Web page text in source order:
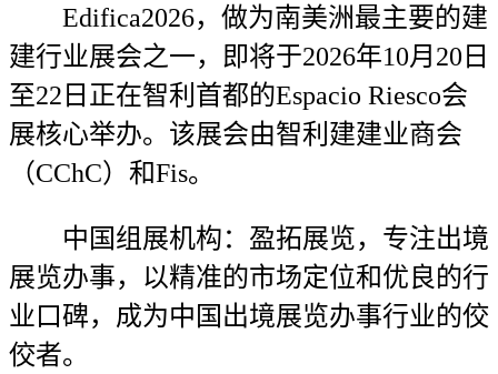
Edifica2026，做为南美洲最主要的建
建行业展会之一，即将于2026年10月20日
至22日正在智利首都的Espacio Riesco会
展核心举办。该展会由智利建建业商会
（CChC）和Fis。
中国组展机构：盈拓展览，专注出境
展览办事，以精准的市场定位和优良的行
业口碑，成为中国出境展览办事行业的佼
佼者。